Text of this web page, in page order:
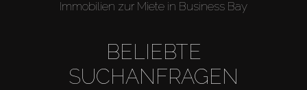
Immobilien zur Miete in Business Bay
BELIEBTE
SUCHANFRAGEN